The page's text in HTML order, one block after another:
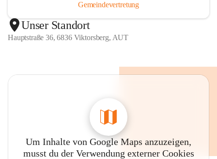
Gemeindevertretung
Unser Standort
Hauptstraße 36, 6836 Viktorsberg, AUT
Um Inhalte von Google Maps anzuzeigen,
musst du der Verwendung externer Cookies